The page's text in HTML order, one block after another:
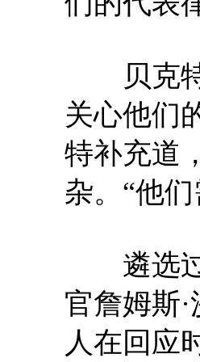
贝克特
关心他们
特补充道
杂。“他
遴选过
官詹姆斯
人在回应